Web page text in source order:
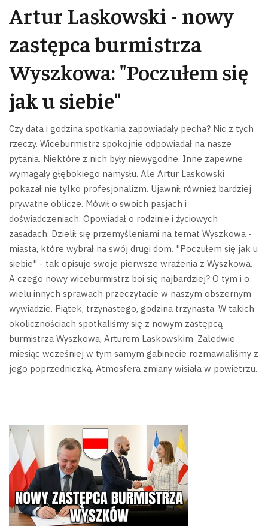
Artur Laskowski - nowy
zastępca burmistrza
Wyszkowa: "Poczułem się
jak u siebie"
Czy data i godzina spotkania zapowiadały pecha? Nic z tych
rzeczy. Wiceburmistrz spokojnie odpowiadał na nasze
pytania. Niektóre z nich były niewygodne. Inne zapewne
wymagały głębokiego namysłu. Ale Artur Laskowski
pokazał nie tylko profesjonalizm. Ujawnił również bardziej
prywatne oblicze. Mówił o swoich pasjach i
doświadczeniach. Opowiadał o rodzinie i życiowych
zasadach. Dzielił się przemyśleniami na temat Wyszkowa -
miasta, które wybrał na swój drugi dom. "Poczułem się jak u
siebie" - tak opisuje swoje pierwsze wrażenia z Wyszkowa.
A czego nowy wiceburmistrz boi się najbardziej? O tym i o
wielu innych sprawach przeczytacie w naszym obszernym
wywiadzie. Piątek, trzynastego, godzina trzynasta. W takich
okolicznościach spotkaliśmy się z nowym zastępcą
burmistrza Wyszkowa, Arturem Laskowskim. Zaledwie
miesiąc wcześniej w tym samym gabinecie rozmawialiśmy z
jego poprzedniczką. Atmosfera zmiany wisiała w powietrzu.